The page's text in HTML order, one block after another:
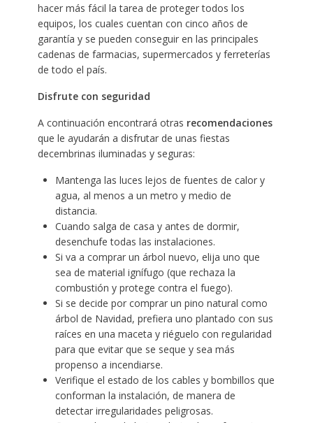
hacer más fácil la tarea de proteger todos los
equipos, los cuales cuentan con cinco años de
garantía y se pueden conseguir en las principales
cadenas de farmacias, supermercados y ferreterías
de todo el país.
Disfrute con seguridad
A continuación encontrará otras recomendaciones
que le ayudarán a disfrutar de unas fiestas
decembrinas iluminadas y seguras:
Mantenga las luces lejos de fuentes de calor y
agua, al menos a un metro y medio de
distancia.
Cuando salga de casa y antes de dormir,
desenchufe todas las instalaciones.
Si va a comprar un árbol nuevo, elija uno que
sea de material ignífugo (que rechaza la
combustión y protege contra el fuego).
Si se decide por comprar un pino natural como
árbol de Navidad, prefiera uno plantado con sus
raíces en una maceta y riéguelo con regularidad
para que evitar que se seque y sea más
propenso a incendiarse.
Verifique el estado de los cables y bombillos que
conforman la instalación, de manera de
detectar irregularidades peligrosas.